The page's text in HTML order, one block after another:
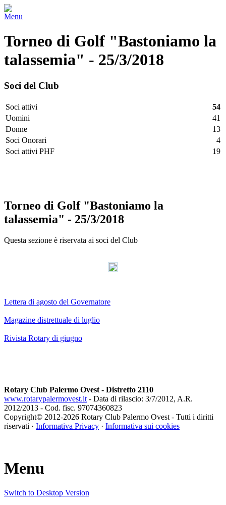
Menu
Torneo di Golf "Bastoniamo la
talassemia" - 25/3/2018
Soci del Club
Soci attivi
54
Uomini
41
Donne
13
Soci Onorari
4
Soci attivi PHF
19
Torneo di Golf "Bastoniamo la
talassemia" - 25/3/2018
Questa sezione è riservata ai soci del Club
Kekeljevic.
Lettera di agosto del Governatore
Magazine distrettuale di luglio
Rivista Rotary di giugno
Rotary Club Palermo Ovest - Distretto 2110
www.rotarypalermovest.it- Data di rilascio: 3/7/2012, A.R.
2012/2013 - Cod. fisc. 97074360823
Copyright© 2012-2026 Rotary Club Palermo Ovest - Tutti i diritti
riservati · Informativa Privacy · Informativa sui cookies
Menu
Switch to Desktop Version